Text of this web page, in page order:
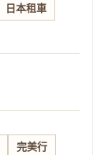
日本租車
完美行